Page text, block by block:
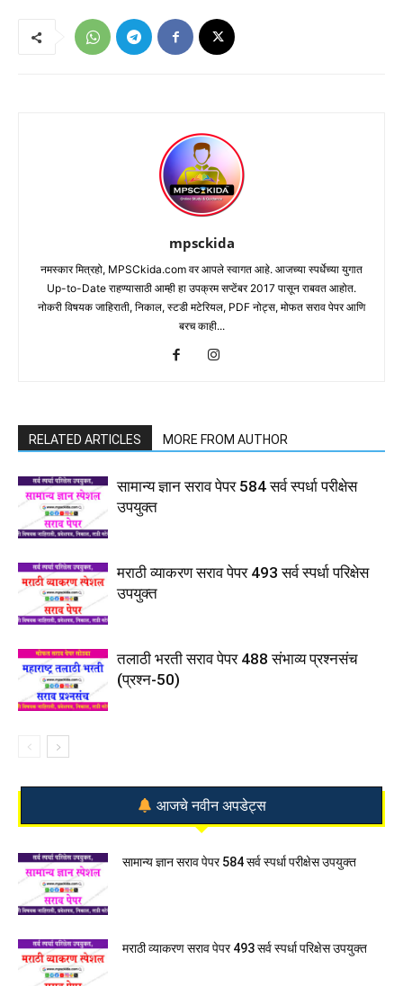
mpsckida
नमस्कार मित्रहो, MPSCkida.com वर आपले स्वागत आहे. आजच्या स्पर्धेच्या युगात
Up-to-Date राहण्यासाठी आम्ही हा उपक्रम सप्टेंबर 2017 पासून राबवत आहोत.
नोकरी विषयक जाहिराती, निकाल, स्टडी मटेरियल, PDF नोट्स, मोफत सराव पेपर आणि
बरच काही...
RELATED ARTICLES MORE FROM AUTHOR
सामान्य ज्ञान सराव पेपर 584 सर्व स्पर्धा परीक्षेस
उपयुक्त
मराठी व्याकरण सराव पेपर 493 सर्व स्पर्धा परिक्षेस
उपयुक्त
तलाठी भरती सराव पेपर 488 संभाव्य प्रश्नसंच
(प्रश्न-50)
आजचे नवीन अपडेट्स
सामान्य ज्ञान सराव पेपर 584 सर्व स्पर्धा परीक्षेस उपयुक्त
मराठी व्याकरण सराव पेपर 493 सर्व स्पर्धा परिक्षेस उपयुक्त